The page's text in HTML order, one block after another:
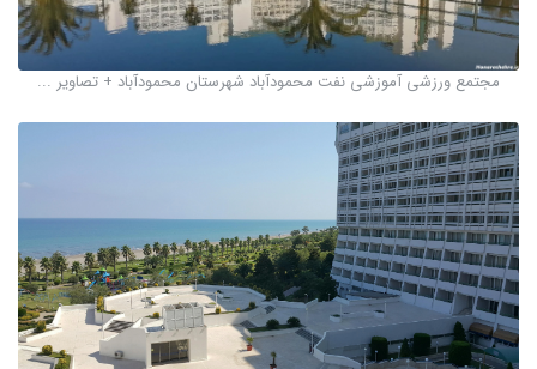
مجتمع ورزشی آموزشی نفت محمودآباد شهرستان محمودآباد + تصاویر ...